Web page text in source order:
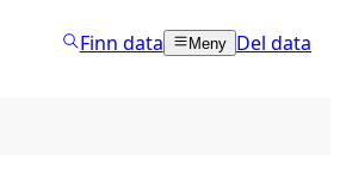
Finn data Meny Del data